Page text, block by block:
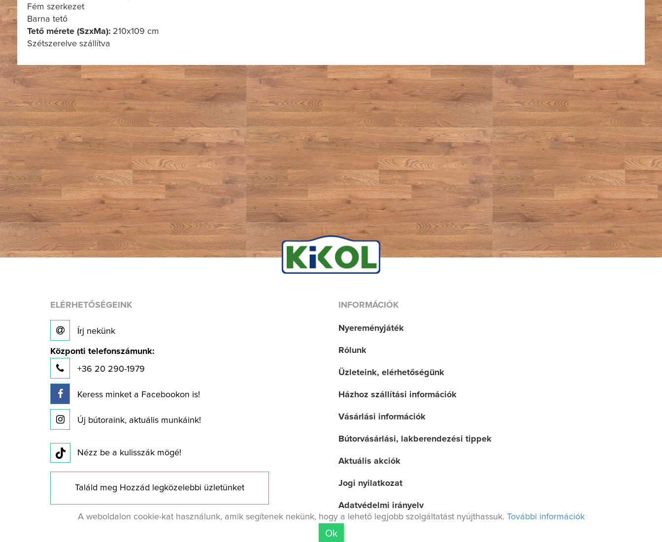
Fém szerkezet
Barna tető
Tető mérete (SzxMa): 210x109 cm
Szétszerelve szállítva
ELÉRHETŐSÉGEINK
Írj nekünk
Központi telefonszámunk:
+36 20 290-1979
Keress minket a Facebookon is!
Új bútoraink, aktuális munkáink!
Nézz be a kulisszák mögé!
Találd meg Hozzád legközelebbi üzletünket
INFORMÁCIÓK
Nyereményjáték
Rólunk
Üzleteink, elérhetőségünk
Házhoz szállítási információk
Vásárlási információk
Bútorvásárlási, lakberendezési tippek
Aktuális akciók
Jogi nyilatkozat
Adatvédelmi irányelv
A weboldalon cookie-kat használunk, amik segítenek nekünk, hogy a lehető legjobb szolgáltatást nyújthassuk. További információk
Ok